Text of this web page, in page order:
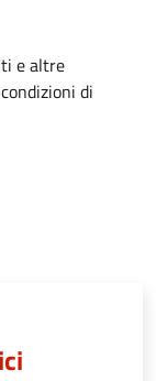
e altre
di